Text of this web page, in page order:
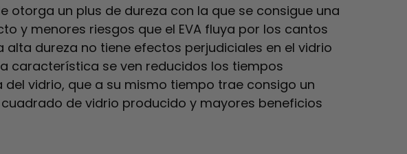
otorga un plus de dureza con la que se consigue una
y menores riesgos que el EVA fluya por los cantos
alta dureza no tiene efectos perjudiciales en el vidrio
característica se ven reducidos los tiempos
del vidrio, que a su mismo tiempo trae consigo un
de vidrio producido y mayores beneficios